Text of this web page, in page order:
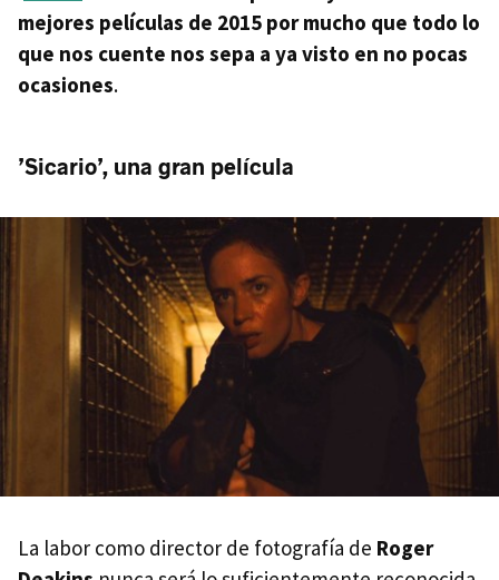
mejores películas de 2015 por mucho que todo lo
que nos cuente nos sepa a ya visto en no pocas
ocasiones.
’Sicario’, una gran película
La labor como director de fotografía de Roger